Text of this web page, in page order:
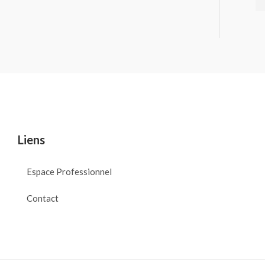
Liens
Espace Professionnel
Contact